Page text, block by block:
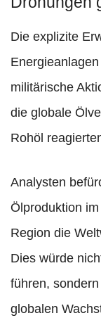
Die explizite
militärische
die globale
Rohöl
Analysten
Ölproduktion
Region die
Dies würde
führen,
globalen